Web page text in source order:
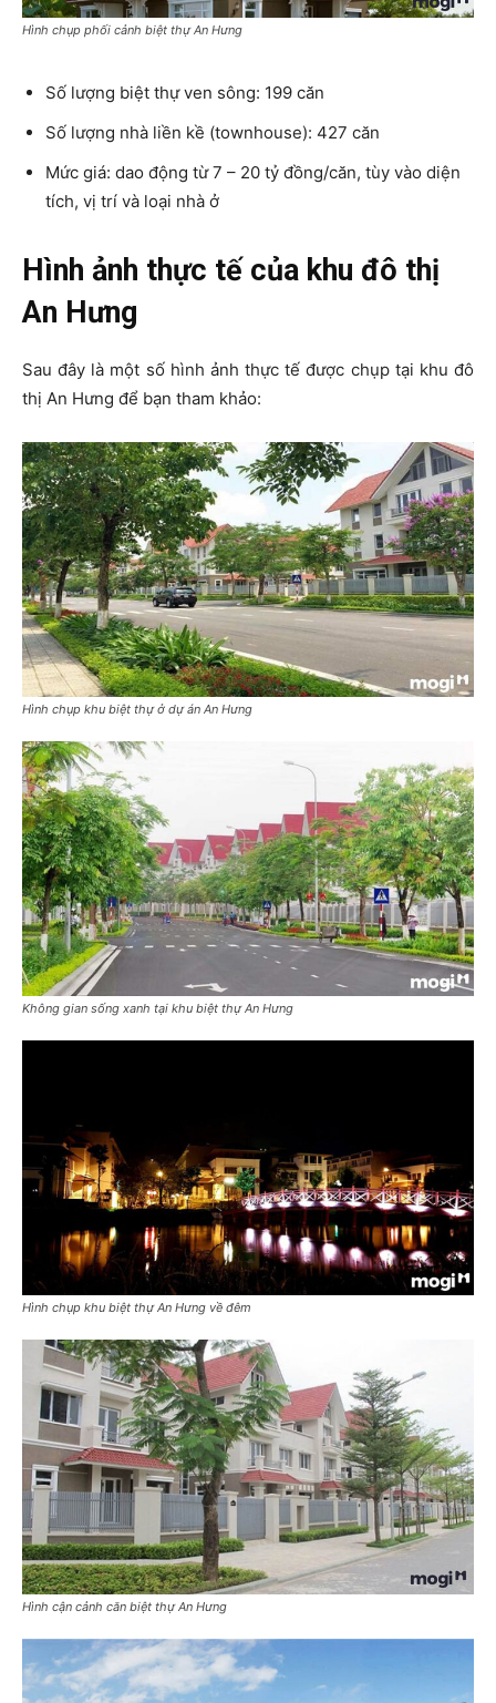
Hình chụp phối cảnh biệt thự An Hưng
Số lượng biệt thự ven sông: 199 căn
Số lượng nhà liền kề (townhouse): 427 căn
Mức giá: dao động từ 7 – 20 tỷ đồng/căn, tùy vào diện
tích, vị trí và loại nhà ở
Hình ảnh thực tế của khu đô thị
An Hưng
Sau đây là một số hình ảnh thực tế được chụp tại khu đô
thị An Hưng để bạn tham khảo:
Hình chụp khu biệt thự ở dự án An Hưng
Không gian sống xanh tại khu biệt thự An Hưng
Hình chụp khu biệt thự An Hưng về đêm
Hình cận cảnh căn biệt thự An Hưng